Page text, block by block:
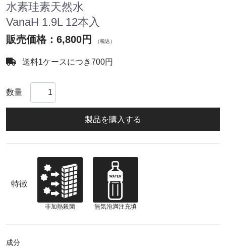
水素珪素天然水
VanaH 1.9L 12本入
販売価格：6,800円 （税込）
送料1ケースにつき700円
数量
製品を購入する
特徴
非加熱殺菌 無気泡満注充填
成分